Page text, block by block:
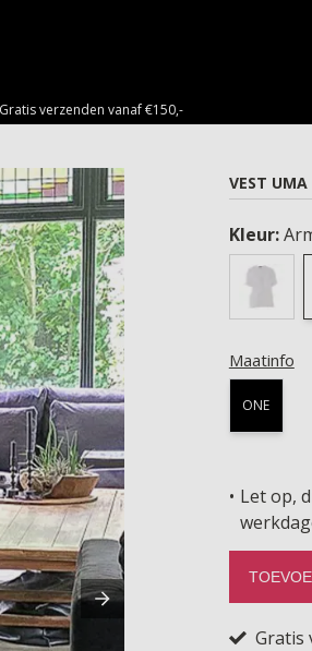
Gratis verzenden vanaf €150,-
VEST UMA
Kleur:
Maatinfo
ONE
Let op,
Gratis